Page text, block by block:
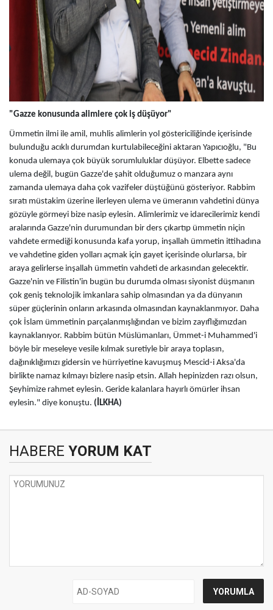
"Gazze konusunda alimlere çok iş düşüyor"
Ümmetin ilmi ile amil, muhlis alimlerin yol göstericiliğinde içerisinde
bulunduğu acıklı durumdan kurtulabileceğini aktaran Yapıcıoğlu, "Bu
konuda ulemaya çok büyük sorumluluklar düşüyor. Elbette sadece
ulema değil, bugün Gazze'de şahit olduğumuz o manzara aynı
zamanda ulemaya daha çok vazifeler düştüğünü gösteriyor. Rabbim
sıratı müstakim üzerine ilerleyen ulema ve ümeranın vahdetini dünya
gözüyle görmeyi bize nasip eylesin. Alimlerimiz ve idarecilerimiz kendi
aralarında Gazze'nin durumundan bir ders çıkartıp ümmetin niçin
vahdete ermediği konusunda kafa yorup, inşallah ümmetin ittihadına
ve vahdetine giden yolları açmak için gayet içerisinde olurlarsa, bir
araya gelirlerse inşallah ümmetin vahdeti de arkasından gelecektir.
Gazze'nin ve Filistin'in bugün bu durumda olması siyonist düşmanın
çok geniş teknolojik imkanlara sahip olmasından ya da dünyanın
süper güçlerinin onların arkasında olmasından kaynaklanmıyor. Daha
çok İslam ümmetinin parçalanmışlığından ve bizim zayıflığımızdan
kaynaklanıyor. Rabbim bütün Müslümanları, Ümmet-i Muhammed'i
böyle bir meseleye vesile kılmak suretiyle bir araya toplasın,
dağınıklığımızı gidersin ve hürriyetine kavuşmuş Mescid-i Aksa'da
birlikte namaz kılmayı bizlere nasip etsin. Allah hepinizden razı olsun,
Şeyhimize rahmet eylesin. Geride kalanlara hayırlı ömürler ihsan
eylesin." diye konuştu. (İLKHA)
HABERE YORUM KAT